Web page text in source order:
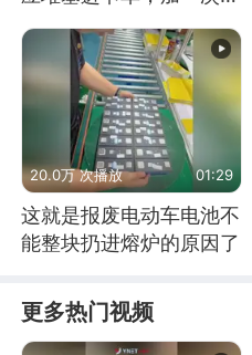
20.0万 次播放 01:29
这就是报废电动车电池不
能整块扔进熔炉的原因了
更多热门视频